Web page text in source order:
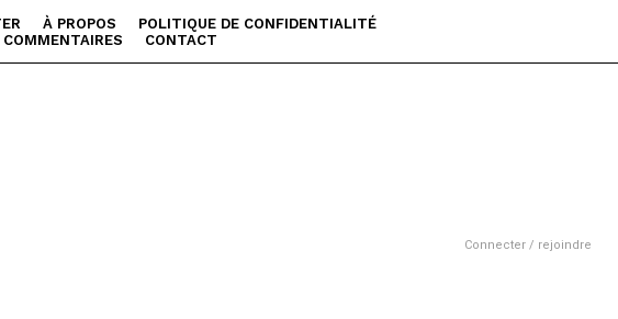
À PROPOS
POLITIQUE DE CONFIDENTIALITÉ
CONTACT
Connecter / rejoindre